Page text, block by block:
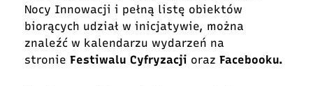
Nocy Innowacji i pełną listę obiektów
biorących udział w inicjatywie, można
znaleźć w kalendarzu wydarzeń na
stronie Festiwalu Cyfryzacji oraz Facebooku.